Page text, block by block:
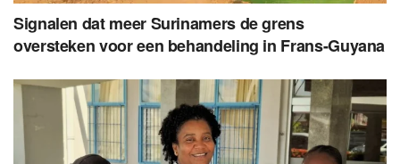
Signalen dat meer Surinamers de grens
oversteken voor een behandeling in Frans-Guyana